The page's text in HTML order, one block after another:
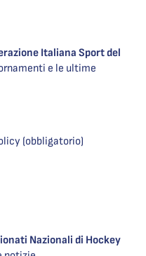
Italiana Sport del
e le ultime
(obbligatorio)
Nazionali di Hockey